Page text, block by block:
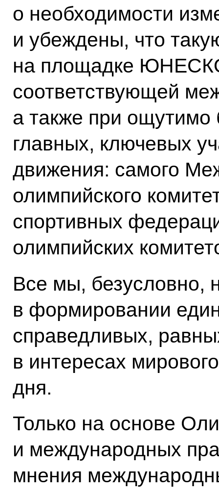
о необходимости
и убеждены, что
на площадке
соответствующей
а также при
главных, ключевых
движения: самого
олимпийского
спортивных
олимпийских
Все мы, безусловно,
в формировании
справедливых,
в интересах
дня.
Только на основе
и международных
мнения